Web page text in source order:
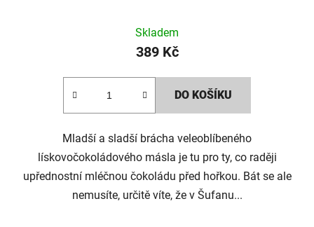
Skladem
389 Kč
DO KOŠÍKU
Mladší a sladší brácha veleoblíbeného
lískovočokoládového másla je tu pro ty, co raději
upřednostní mléčnou čokoládu před hořkou. Bát se ale
nemusíte, určitě víte, že v Šufanu...